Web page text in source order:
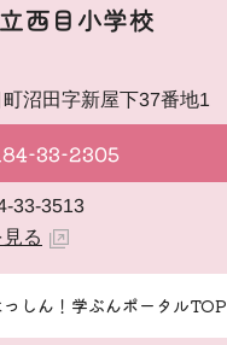
西目小学校
沼田字新屋下37番地1
33-2305
33-3513
る
っしん！学ぶんポータルTOP